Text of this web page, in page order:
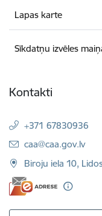
Lapas karte
Sīkdatņu izvēles
Kontakti
+371 67830936
E-pasts:
caa@caa.gov.lv
Biroju iela 10,